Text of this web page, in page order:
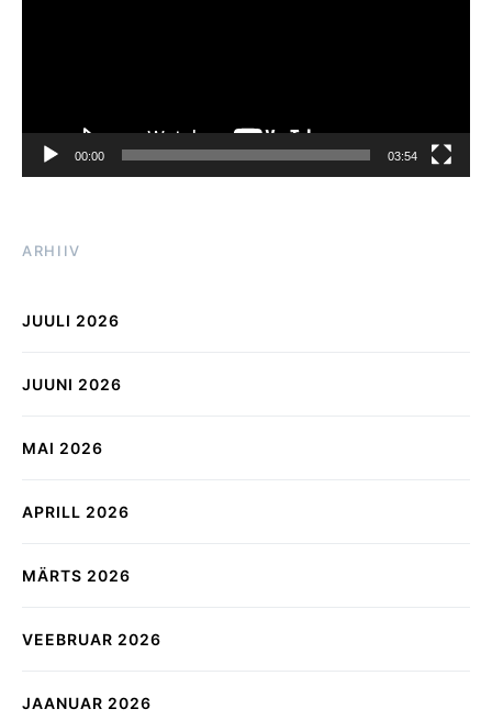
00:00 03:54
ARHIIV
JUULI 2026
JUUNI 2026
MAI 2026
APRILL 2026
MÄRTS 2026
VEEBRUAR 2026
JAANUAR 2026